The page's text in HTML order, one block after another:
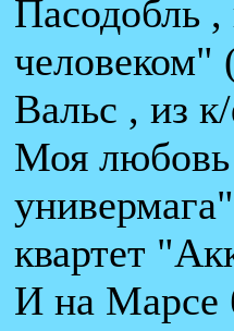
Пасодобль
человеком"
Вальс , из
Моя
квартет
И на Марсе